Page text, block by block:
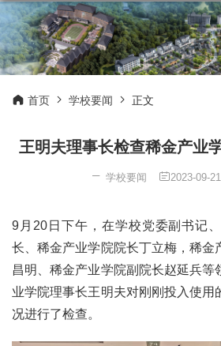
首页 学校要闻 正文
王明夫理事长检查稀金产业
学校要闻 2023-09-
9月20日下午，在学校党委副书记
长、稀金产业学院院长丁立梅，稀金
昌明、稀金产业学院副院长赵延兵等
业学院理事长王明夫对刚刚投入使用
况进行了检查。